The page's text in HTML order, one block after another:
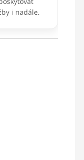
i nadále.